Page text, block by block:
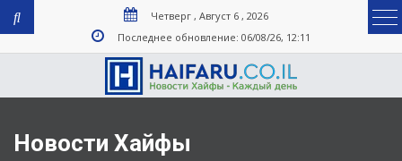
Четверг , Август 6 , 2026
Последнее обновление: 06/08/26, 12:11
Новости Хайфы